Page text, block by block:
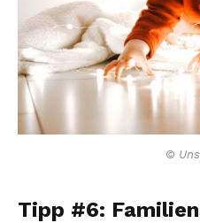
©
Tipp #6: